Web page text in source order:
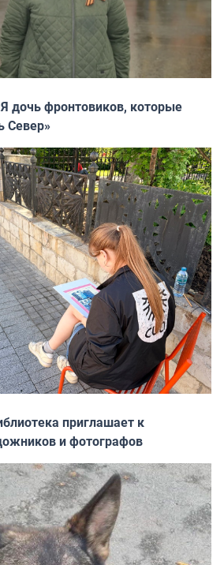
дочь фронтовиков, которые
Север»
приглашает к
и фотографов